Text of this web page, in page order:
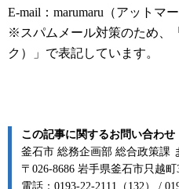
E-mail：marumaru（アットマ
※スパムメール対策のため、
ク）」で表記しています。
この記事に関するお問い合わせ
釜石市 総務企画部 総合政策課
〒026-8686 岩手県釜石市只越
電話：0193-22-2111（132） /